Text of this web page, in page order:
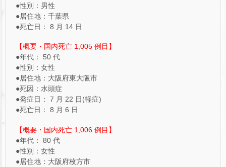
●性別：男性
●居住地：千葉県
●死亡日： 8 月 14 日
【概要・国内死亡 1,005 例目】
●年代： 50 代
●性別：女性
●居住地：大阪府東大阪市
●死因：水頭症
●発症日： 7 月 22 日(軽症)
●死亡日： 8 月 6 日
【概要・国内死亡 1,006 例目】
●年代： 80 代
●性別：女性
●居住地：大阪府枚方市